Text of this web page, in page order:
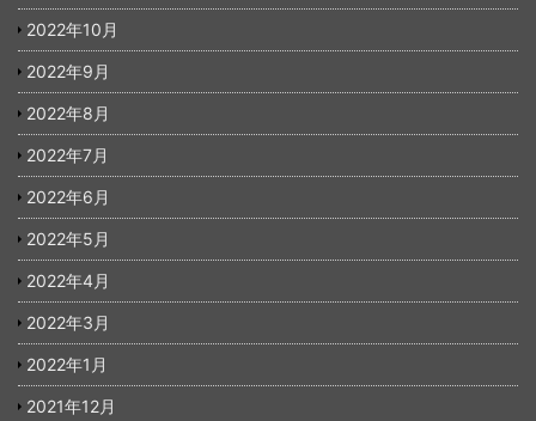
2022年10月
2022年9月
2022年8月
2022年7月
2022年6月
2022年5月
2022年4月
2022年3月
2022年1月
2021年12月